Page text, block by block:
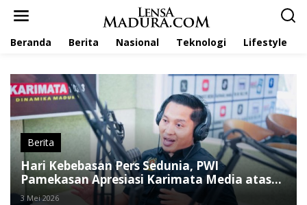
Beranda Berita Nasional Teknologi Lifestyle
Berita
Hari Kebebasan Pers Sedunia, PWI
Pamekasan Apresiasi Karimata Media atas
Konsistensi Jurnalisme Warga
3 Mei 2026